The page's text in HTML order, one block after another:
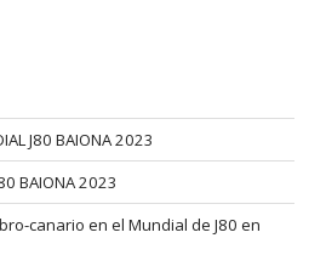
J80 BAIONA 2023
BAIONA 2023
canario en el Mundial de J80 en